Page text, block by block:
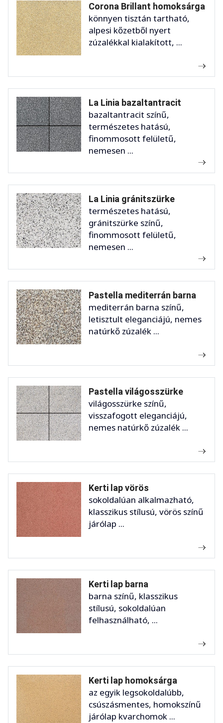
Corona Brillant homoksárga
könnyen tisztán tartható,
alpesi kőzetből nyert
zúzalékkal kialakított, ...
La Linia bazaltantracit
bazaltantracit színű,
természetes hatású,
finommosott felületű,
nemesen ...
La Linia gránitszürke
természetes hatású,
gránitszürke színű,
finommosott felületű,
nemesen ...
Pastella mediterrán barna
mediterrán barna színű,
letisztult eleganciájú, nemes
natúrkő zúzalék ...
Pastella világosszürke
világosszürke színű,
visszafogott eleganciájú,
nemes natúrkő zúzalék ...
Kerti lap vörös
sokoldalúan alkalmazható,
klasszikus stílusú, vörös színű
járólap ...
Kerti lap barna
barna színű, klasszikus
stílusú, sokoldalúan
felhasználható, ...
Kerti lap homoksárga
az egyik legsokoldalúbb,
csúszásmentes, homokszínű
járólap kvarchomok ...